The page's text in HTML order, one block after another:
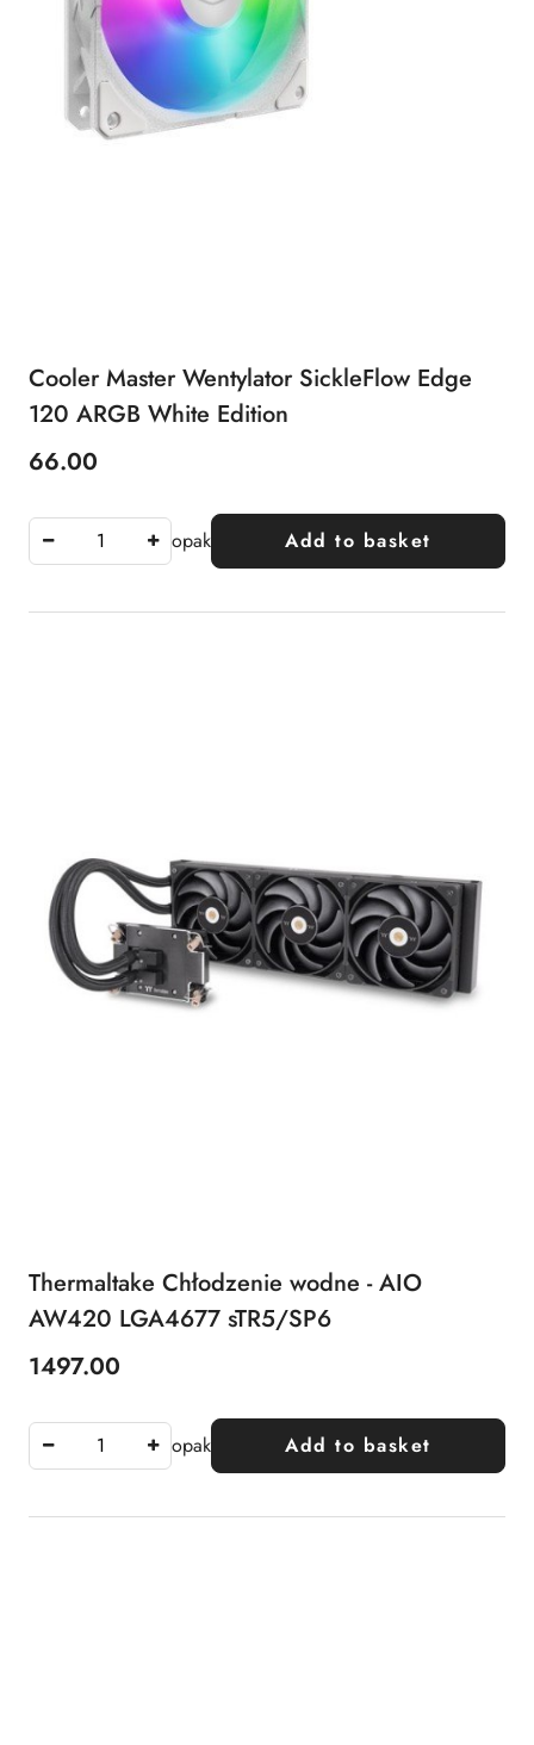
Cooler Master Wentylator SickleFlow Edge
120 ARGB White Edition
Price:
66.00
opak Add to basket
Thermaltake Chłodzenie wodne - AIO
AW420 LGA4677 sTR5/SP6
Price:
1497.00
opak Add to basket